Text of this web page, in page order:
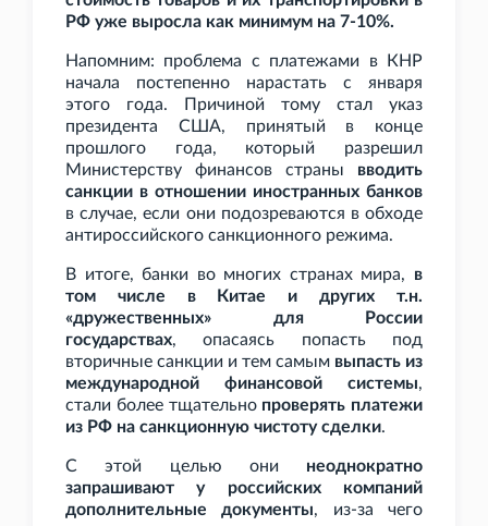
РФ уже выросла как минимум на 7-10%.
Напомним: проблема с платежами в КНР
начала постепенно нарастать с января
этого года. Причиной тому стал указ
президента США, принятый в конце
прошлого года, который разрешил
Министерству финансов страны вводить
санкции в отношении иностранных банков
в случае, если они подозреваются в обходе
антироссийского санкционного режима.
В итоге, банки во многих странах мира, в
том числе в Китае и других т.н.
«дружественных» для России
государствах, опасаясь попасть под
вторичные санкции и тем самым выпасть из
международной финансовой системы,
стали более тщательно проверять платежи
из РФ на санкционную чистоту сделки.
С этой целью они неоднократно
запрашивают у российских компаний
дополнительные документы, из-за чего